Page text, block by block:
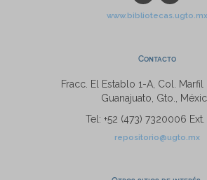
www.bibliotecas.ugto.mx
Contacto
Fracc. El Establo 1-A, Col. Marfil
Guanajuato, Gto.,
Tel: +52 (473) 7320006 Ext.
repositorio@ugto.mx